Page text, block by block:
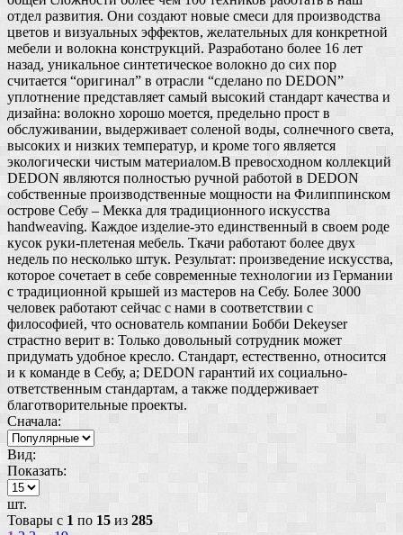
отдел развития. Они создают новые смеси для производства
цветов и визуальных эффектов, желательных для конкретной
мебели и волокна конструкций. Разработано более 16 лет
назад, уникальное синтетическое волокно до сих пор
считается “оригинал” в отрасли “сделано по DEDON”
уплотнение представляет самый высокий стандарт качества и
дизайна: волокно хорошо моется, предельно прост в
обслуживании, выдерживает соленой воды, солнечного света,
высоких и низких температур, и кроме того является
экологически чистым материалом.В превосходном коллекций
DEDON являются полностью ручной работой в DEDON
собственные производственные мощности на Филиппинском
острове Себу – Мекка для традиционного искусства
handweaving. Каждое изделие-это единственный в своем роде
кусок руки-плетеная мебель. Ткачи работают более двух
недель по несколько штук. Результат: произведение искусства,
которое сочетает в себе современные технологии из Германии
с традиционной крышей из мастеров на Себу. Более 3000
человек работают сейчас с нами в соответствии с
философией, что основатель компании Бобби Dekeyser
страстно верит в: Только довольный сотрудник может
придумать удобное кресло. Стандарт, естественно, относится
и к команде в Себу, а; DEDON гарантий их социально-
ответственным стандартам, а также поддерживает
благотворительные проекты.
Сначала:
Вид:
Показать:
шт.
Товары с 1 по 15 из 285